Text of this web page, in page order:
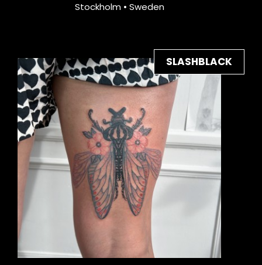
Stockholm • Sweden
SLASHBLACK